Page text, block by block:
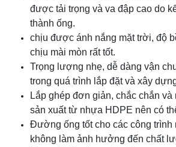
được tải trọng và va đập cao do
thành ống.
chịu được ánh nắng mặt trời, độ
chịu mài mòn rất tốt.
Trọng lượng nhẹ, dễ dàng vận
trong quá trình lắp đặt và xây
Lắp ghép đơn giản, chắc chắn
sản xuất từ nhựa HDPE nên có
Đường ống tốt cho các công
không làm ảnh hưởng đến chất